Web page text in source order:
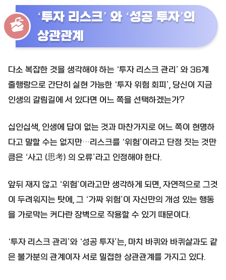
‘투자 리스크’ 와 ‘성공 투자’의
상관관계
다소 복잡한 것을 생각해야 하는 ‘투자 리스크 관리’ 와 36계
줄행랑으로 간단히 실현 가능한 ‘투자 위험 회피’, 당신이 지금
인생의 갈림길에 서 있다면 어느 쪽을 선택하겠는가?
십인십색, 인생에 답이 없는 것과 마찬가지로 어느 쪽이 현명하
다고 말할 수는 없지만…리스크를 ‘위험’이라고 단정 짓는 것만
큼은 ‘사고 (思考) 의 오류’라고 인정해야 한다.
앞뒤 재지 않고 ‘위험’이라고만 생각하게 되면, 자연적으로 그것
이 두려워지는 탓에, 그 ‘가짜 위험’이 자신만의 개성 있는 행동
을 가로막는 커다란 장벽으로 작용할 수 있기 때문이다.
‘투자 리스크 관리’와 ‘성공 투자’는, 마치 바퀴와 바퀴살과도 같
은 불가분의 관계이자 서로 밀접한 상관관계를 가지고 있다.